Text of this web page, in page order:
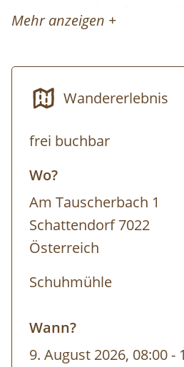
archäologischen
mehr über Schattendorfs
5 Personen
Dauer: 5 h
Mehr anzeigen +
Wandererlebnis
frei buchbar
Wo?
Am Tauscherbach 1
Schattendorf 7022
Österreich
Schuhmühle
Wann?
9. August 2026, 08:00-